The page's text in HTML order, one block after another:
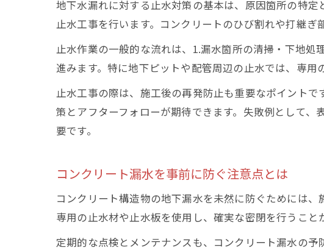
床下
費用
地下水漏れに対する止水対策の基本は、原因箇所の特
止水工事を行います。コンクリートのひび割れや打継ぎ
止水作業の一般的な流れは、1.漏水箇所の清掃・下地
進みます。特に地下ピットや配管周辺の止水では、専用
止水工事の際は、施工後の再発防止も重要なポイント
策とアフターフォローが期待できます。失敗例として
要です。
コンクリート漏水を事前に防ぐ注意点とは
コンクリート構造物の地下漏水を未然に防ぐためには
専用の止水材や止水板を使用し、確実な密閉を行うこと
定期的な点検とメンテナンスも、コンクリート漏水の